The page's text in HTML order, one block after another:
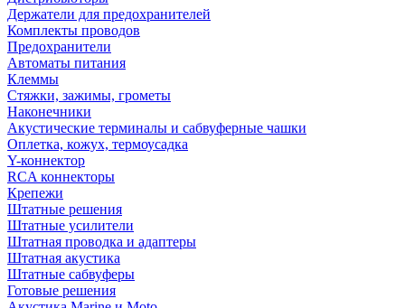
Держатели для предохранителей
Комплекты проводов
Предохранители
Автоматы питания
Клеммы
Стяжки, зажимы, грометы
Наконечники
Акустические терминалы и сабвуферные чашки
Оплетка, кожух, термоусадка
Y-коннектор
RCA коннекторы
Крепежи
Штатные решения
Штатные усилители
Штатная проводка и адаптеры
Штатная акустика
Штатные сабвуферы
Готовые решения